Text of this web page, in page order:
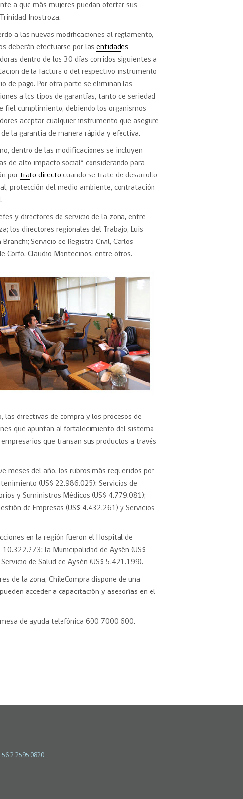
a que más mujeres puedan ofertar sus
Inostroza.
a las nuevas modificaciones al reglamento,
deberán efectuarse por lasentidades
dentro de los 30 días corridos siguientes a
de la factura o del respectivo instrumento
de pago. Por otra parte se eliminan las
a los tipos de garantías, tanto de seriedad
fiel cumplimiento, debiendo los organismos
aceptar cualquier instrumento que asegure
de la garantía de manera rápida y efectiva.
dentro de las modificaciones se incluyen
de alto impacto social” considerando para
portrato directo cuando se trate de desarrollo
protección del medio ambiente, contratación
y directores de servicio de la zona, entre
los directores regionales del Trabajo, Luis
Servicio de Registro Civil, Carlos
Corfo, Claudio Montecinos, entre otros.
las directivas de compra y los procesos de
que apuntan al fortalecimiento del sistema
que transan sus productos a través
meses del año, los rubros más requeridos por
(US$ 22.986.025); Servicios de
y Suministros Médicos (US$ 4.779.081);
de Empresas (US$ 4.432.261) y Servicios
en la región fueron el Hospital de
10.322.273; la Municipalidad de Aysén (US$
de Salud de Aysén (US$ 5.421.199).
de la zona, ChileCompra dispone de una
acceder a capacitación y asesorías en el
de ayuda telefónica 600 7000 600.
2 2595 0820